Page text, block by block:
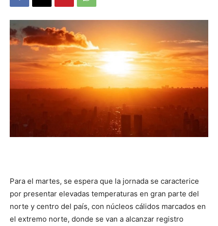
::
La
Verdad
lo
Para el martes, se espera que la jornada se caracterice
por presentar elevadas temperaturas en gran parte del
norte y centro del país, con núcleos cálidos marcados en
el extremo norte, donde se van a alcanzar registro